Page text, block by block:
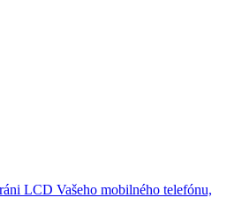
LCD Vašeho mobilného telefónu,